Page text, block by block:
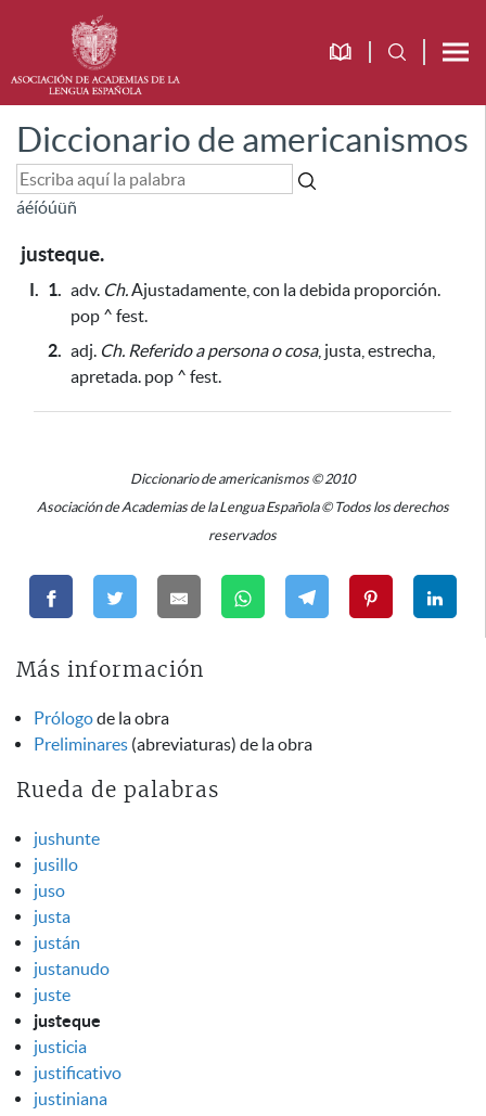
Diccionario de americanismos
áéíóúüñ
justeque.
I. 1. adv. Ch.Ajustadamente, con la debida proporción.
pop ^ fest.
2. adj. Ch. Referido a persona o cosa, justa, estrecha,
apretada. pop ^ fest.
Diccionario de americanismos © 2010
Asociación de Academias de la Lengua Española © Todos los derechos
reservados
Más información
Prólogode la obra
Preliminares (abreviaturas) de la obra
Rueda de palabras
jushunte
jusillo
juso
justa
justán
justanudo
juste
justeque
justicia
justificativo
justiniana